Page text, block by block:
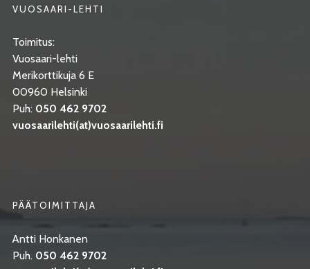
VUOSAARI-LEHTI
Toimitus:
Vuosaari-lehti
Merikorttikuja 6 E
00960 Helsinki
Puh: 050 462 9702
vuosaarilehti(at)vuosaarilehti.fi
PÄÄTOIMITTAJA
Antti Honkanen
Puh. 050 462 9702